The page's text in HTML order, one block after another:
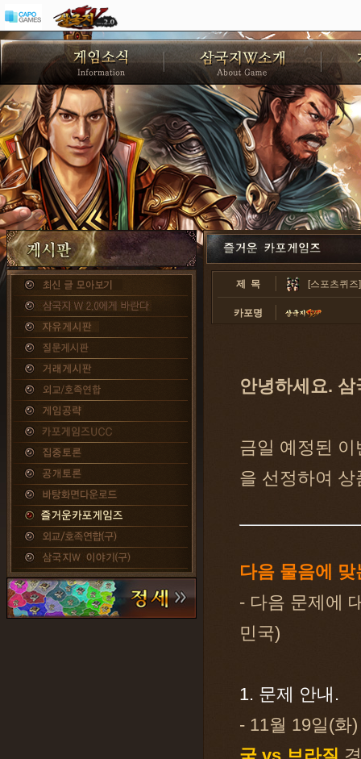
제 목 [스포츠퀴
카포명
안녕하세요. 삼
금일 예정된
을 선정하여
다음 물음에
- 다음 문제에
민국)
1. 문제 안내.
- 11월 19일(화